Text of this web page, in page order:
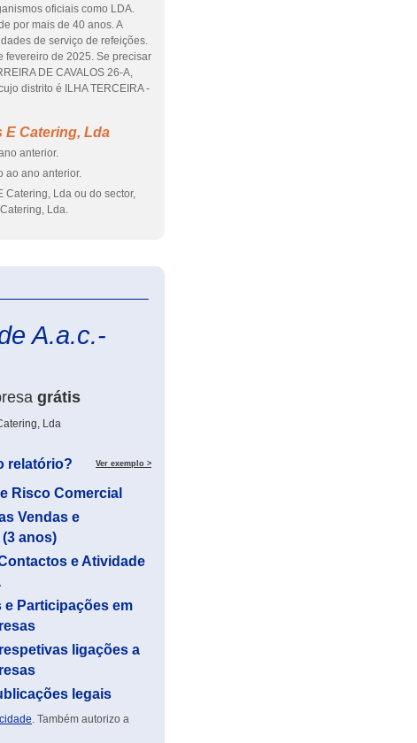
oficiais como LDA.
por mais de 40 anos. A
de serviço de refeições.
fevereiro de 2025. Se precisar
DE CAVALOS 26-A,
distrito é ILHA TERCEIRA -
E Catering, Lda
anterior.
ao ano anterior.
Catering, Lda ou do sector,
Lda.
A.a.c.-
grátis
Lda
relatório? Ver exemplo >
Risco Comercial
Vendas e
anos)
e Atividade
Participações em
ligações a
legais
. Também autorizo a